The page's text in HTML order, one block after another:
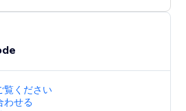
覧ください
わせる